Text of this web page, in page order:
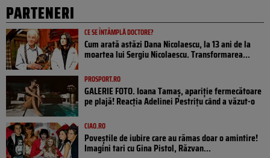
PARTENERI
CE SE ÎNTÂMPLĂ DOCTORE?
Cum arată astăzi Dana Nicolaescu, la 13 ani de la
moartea lui Sergiu Nicolaescu. Transformarea...
PROSPORT.RO
GALERIE FOTO. Ioana Tamaş, apariție fermecătoare
pe plajă! Reacția Adelinei Pestrițu când a văzut-o
CIAO.RO
Poveştile de iubire care au rămas doar o amintire!
Imagini tari cu Gina Pistol, Răzvan...